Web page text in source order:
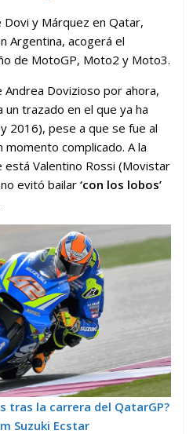
y Márquez en Qatar,
Argentina, acogerá el
de MotoGP, Moto2 y Moto3.
Andrea Dovizioso por ahora,
trazado en el que ya ha
2016), pese a que se fue al
momento complicado. A la
Valentino Rossi (Movistar
evitó bailar‘con los lobos’
tras la carrera del QatarGP?
Suzuki Ecstar